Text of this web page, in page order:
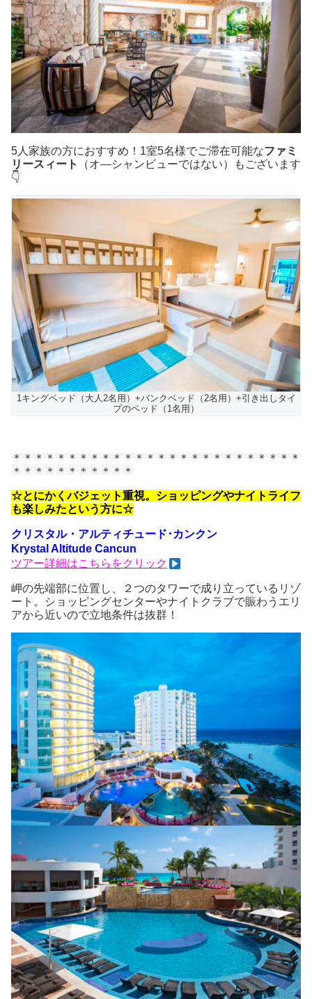
5人家族の方におすすめ！1室5名様でご滞在可能なファミ
リースィート
（オ―シャンビューではない）もございます
👇
1キングベッド（大人2名用）+バンクベッド（2名用）+引き出しタイ
プのベッド（1名用）
＊＊＊＊＊＊＊＊＊＊＊＊＊＊＊＊＊＊＊＊＊＊＊＊＊＊
＊＊＊＊＊＊＊＊＊＊＊
☆とにかくバジェット重視。ショッピングやナイトライフ
も楽しみたという方に☆
クリスタル・アルティチュード･カンクン
Krystal Altitude Cancun
ツアー詳細はこちらをクリック
岬の先端部に位置し、２つのタワーで成り立っているリゾ
ート。ショッピングセンターやナイトクラブで賑わうエリ
アから近いので立地条件は抜群！